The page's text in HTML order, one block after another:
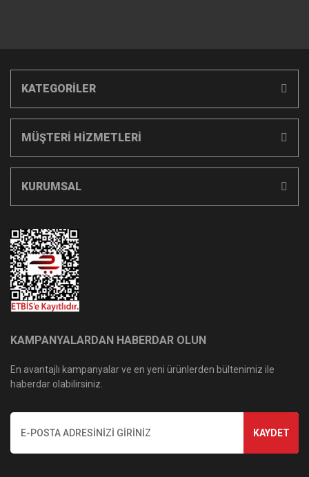
KATEGORİLER
MÜŞTERİ HİZMETLERİ
KURUMSAL
KAMPANYALARDAN HABERDAR OLUN
En avantajlı kampanyalar ve en yeni ürünlerden bültenimiz ile
haberdar olabilirsiniz.
KAYDET